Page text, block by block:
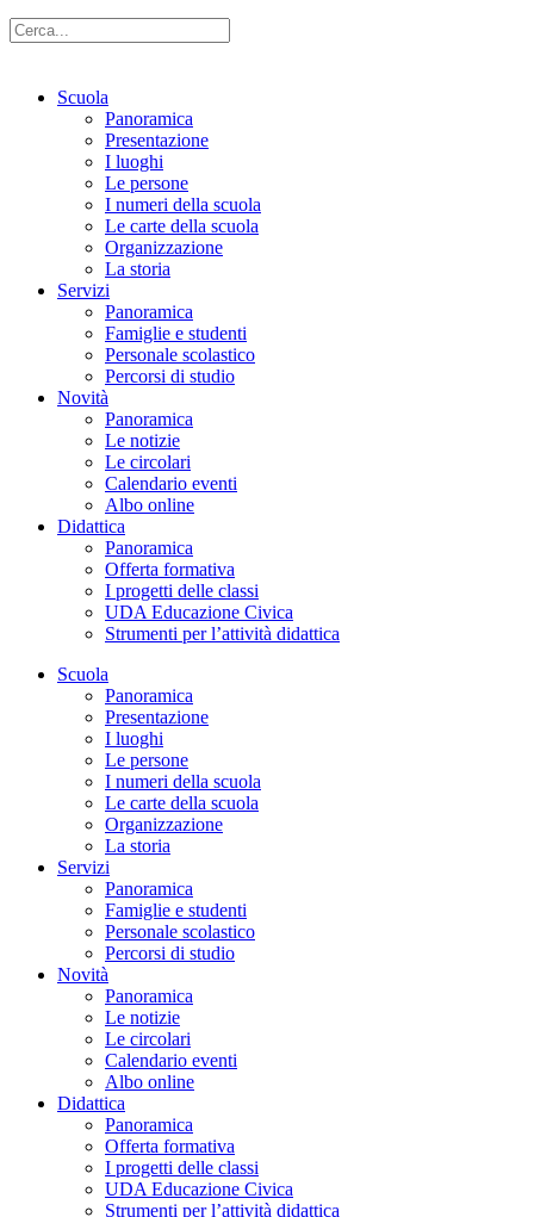
Scuola
Panoramica
Presentazione
I luoghi
Le persone
I numeri della scuola
Le carte della scuola
Organizzazione
La storia
Servizi
Panoramica
Famiglie e studenti
Personale scolastico
Percorsi di studio
Novità
Panoramica
Le notizie
Le circolari
Calendario eventi
Albo online
Didattica
Panoramica
Offerta formativa
I progetti delle classi
UDA Educazione Civica
Strumenti per l’attività didattica
Scuola
Panoramica
Presentazione
I luoghi
Le persone
I numeri della scuola
Le carte della scuola
Organizzazione
La storia
Servizi
Panoramica
Famiglie e studenti
Personale scolastico
Percorsi di studio
Novità
Panoramica
Le notizie
Le circolari
Calendario eventi
Albo online
Didattica
Panoramica
Offerta formativa
I progetti delle classi
UDA Educazione Civica
Strumenti per l’attività didattica